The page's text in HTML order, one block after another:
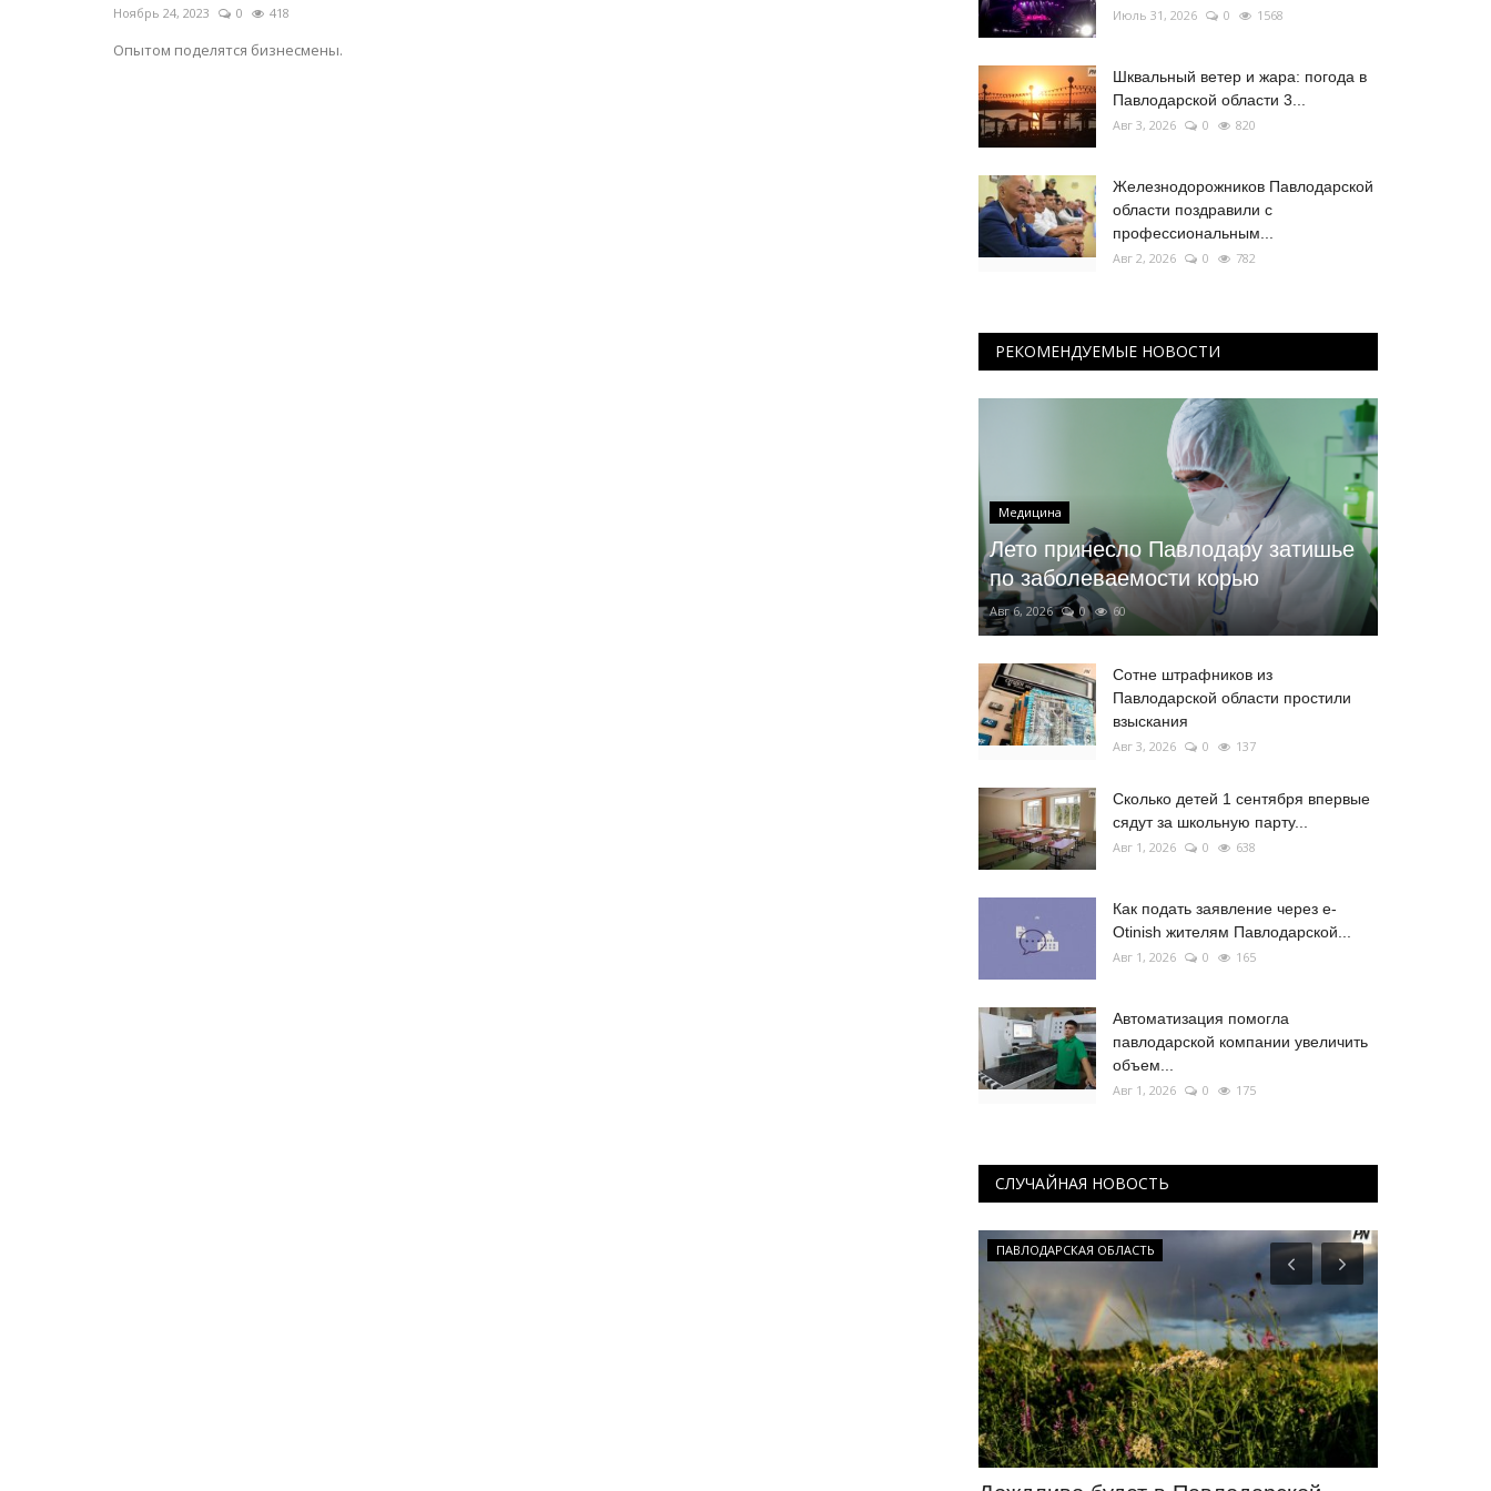
Ноябрь 24, 2023 0 418
Опытом поделятся бизнесмены.
Июль 31, 2026 0 1568
Шквальный ветер и жара: погода в
Павлодарской области 3...
Авг 3, 2026 0 820
Железнодорожников Павлодарской
области поздравили с
профессиональным...
Авг 2, 2026 0 782
РЕКОМЕНДУЕМЫЕ НОВОСТИ
Медицина
Лето принесло Павлодару затишье
по заболеваемости корью
Авг 6, 2026 0 60
Сотне штрафников из
Павлодарской области простили
взыскания
Авг 3, 2026 0 137
Сколько детей 1 сентября впервые
сядут за школьную парту...
Авг 1, 2026 0 638
Как подать заявление через e-
Otinish жителям Павлодарской...
Авг 1, 2026 0 165
Автоматизация помогла
павлодарской компании увеличить
объем...
Авг 1, 2026 0 175
СЛУЧАЙНАЯ НОВОСТЬ
ПАВЛОДАРСКАЯ ОБЛАСТЬ